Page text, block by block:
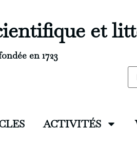
et
en 1723
ACTIVITÉS